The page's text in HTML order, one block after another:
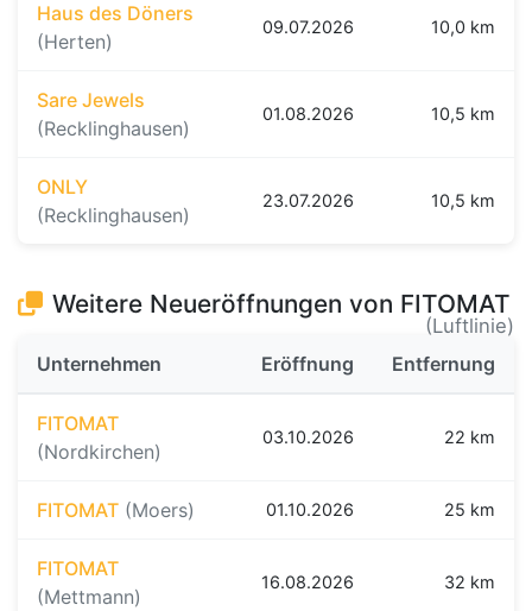
Haus des Döners
(Herten)
09.07.2026 10,0 km
Sare Jewels
(Recklinghausen)
01.08.2026 10,5 km
ONLY
(Recklinghausen)
23.07.2026 10,5 km
Weitere Neueröffnungen von FITOMAT
(Luftlinie)
Unternehmen
Eröffnung Entfernung
FITOMAT
(Nordkirchen)
03.10.2026 22 km
FITOMAT (Moers) 01.10.2026 25 km
FITOMAT
(Mettmann)
16.08.2026 32 km